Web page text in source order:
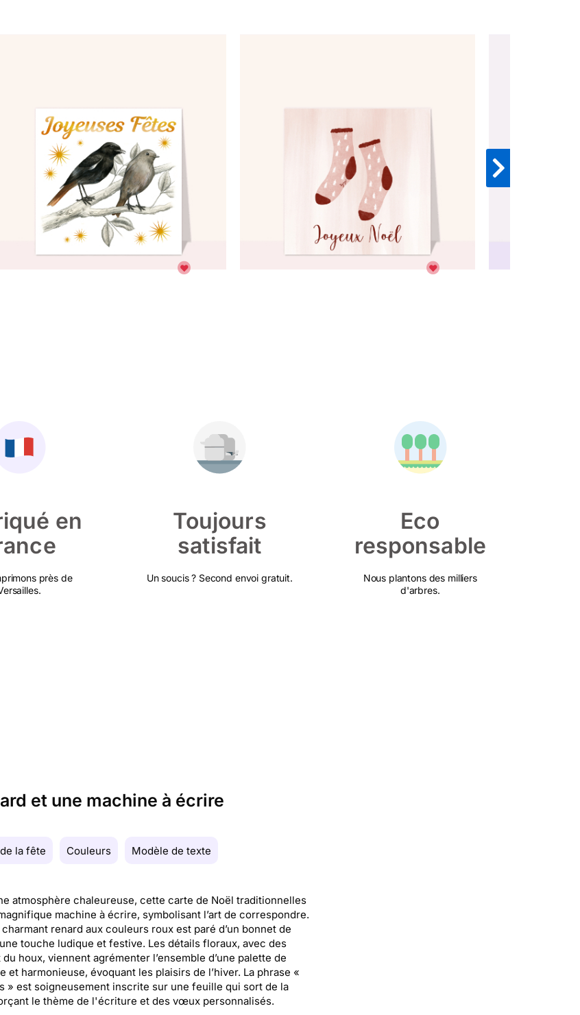
en
près de
Toujours
satisfait
Un soucis ? Second envoi gratuit.
Eco
responsable
Nous plantons des milliers
d'arbres.
et une machine à écrire
la fête Couleurs Modèle de texte
atmosphère chaleureuse, cette carte de Noël traditionnelles
machine à écrire, symbolisant l’art de correspondre.
renard aux couleurs roux est paré d’un bonnet de
touche ludique et festive. Les détails floraux, avec des
houx, viennent agrémenter l’ensemble d’une palette de
et harmonieuse, évoquant les plaisirs de l’hiver. La phrase «
» est soigneusement inscrite sur une feuille qui sort de la
le thème de l'écriture et des vœux personnalisés.